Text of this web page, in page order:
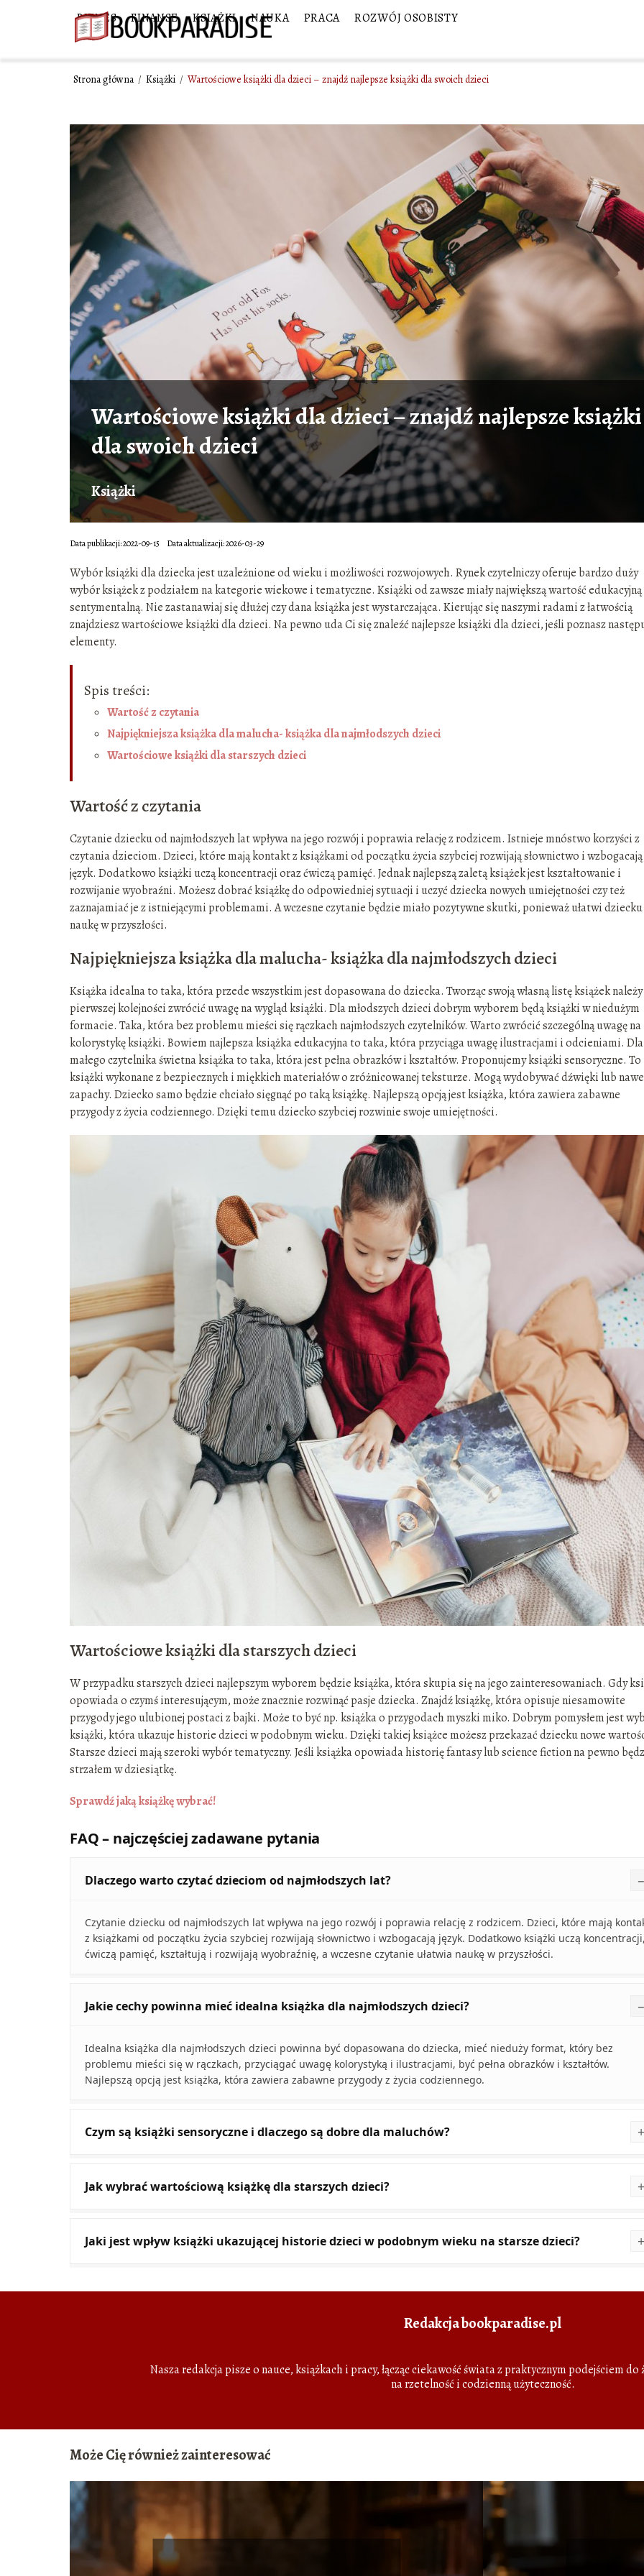
BIZNES FINANSE KSIĄŻKI NAUKA PRACA ROZWÓJ OSOBISTY
Strona główna / Książki / Wartościowe książki dla dzieci – znajdź najlepsze książki dla swoich dzieci
Wartościowe książki dla dzieci – znajdź najlepsze książki
dla swoich dzieci
Książki
Data publikacji: 2022-09-15 Data aktualizacji: 2026-03-29
Wybór książki dla dziecka jest uzależnione od wieku i możliwości rozwojowych. Rynek czytelniczy oferuje bardzo duży
wybór książek z podziałem na kategorie wiekowe i tematyczne. Książki od zawsze miały największą wartość
sentymentalną. Nie zastanawiaj się dłużej czy dana książka jest wystarczająca. Kierując się naszymi radami z łatwością
znajdziesz wartościowe książki dla dzieci. Na pewno uda Ci się znaleźć najlepsze książki dla dzieci, jeśli poznasz
elementy.
Spis treści:
Wartość z czytania
Najpiękniejsza książka dla malucha- książka dla najmłodszych dzieci
Wartościowe książki dla starszych dzieci
Wartość z czytania
Czytanie dziecku od najmłodszych lat wpływa na jego rozwój i poprawia relację z rodzicem. Istnieje mnóstwo korzyści z
czytania dzieciom. Dzieci, które mają kontakt z książkami od początku życia szybciej rozwijają słownictwo i wzbogacają
język. Dodatkowo książki uczą koncentracji oraz ćwiczą pamięć. Jednak najlepszą zaletą książek jest kształtowanie i
rozwijanie wyobraźni. Możesz dobrać książkę do odpowiedniej sytuacji i uczyć dziecka nowych umiejętności czy też
zaznajamiać je z istniejącymi problemami. A wczesne czytanie będzie miało pozytywne skutki, ponieważ ułatwi dziecku
naukę w przyszłości.
Najpiękniejsza książka dla malucha- książka dla najmłodszych dzieci
Książka idealna to taka, która przede wszystkim jest dopasowana do dziecka. Tworząc swoją własną listę książek
pierwszej kolejności zwrócić uwagę na wygląd książki. Dla młodszych dzieci dobrym wyborem będą książki w niedużym
formacie. Taka, która bez problemu mieści się rączkach najmłodszych czytelników. Warto zwrócić szczególną uwagę na
kolorystykę książki. Bowiem najlepsza książka edukacyjna to taka, która przyciąga uwagę ilustracjami i odcieniami. Dla
małego czytelnika świetna książka to taka, która jest pełna obrazków i kształtów. Proponujemy książki sensoryczne. To
książki wykonane z bezpiecznych i miękkich materiałów o zróżnicowanej teksturze. Mogą wydobywać dźwięki lub
zapachy. Dziecko samo będzie chciało sięgnąć po taką książkę. Najlepszą opcją jest książka, która zawiera zabawne
przygody z życia codziennego. Dzięki temu dziecko szybciej rozwinie swoje umiejętności.
Wartościowe książki dla starszych dzieci
W przypadku starszych dzieci najlepszym wyborem będzie książka, która skupia się na jego zainteresowaniach. Gdy
opowiada o czymś interesującym, może znacznie rozwinąć pasje dziecka. Znajdź książkę, która opisuje niesamowite
przygody jego ulubionej postaci z bajki. Może to być np. książka o przygodach myszki miko. Dobrym pomysłem jest
książki, która ukazuje historie dzieci w podobnym wieku. Dzięki takiej książce możesz przekazać dziecku nowe
Starsze dzieci mają szeroki wybór tematyczny. Jeśli książka opowiada historię fantasy lub science fiction na pewno
strzałem w dziesiątkę.
Sprawdź jaką książkę wybrać!
FAQ – najczęściej zadawane pytania
Dlaczego warto czytać dzieciom od najmłodszych lat?
Czytanie dziecku od najmłodszych lat wpływa na jego rozwój i poprawia relację z rodzicem. Dzieci, które mają
z książkami od początku życia szybciej rozwijają słownictwo i wzbogacają język. Dodatkowo książki uczą
ćwiczą pamięć, kształtują i rozwijają wyobraźnię, a wczesne czytanie ułatwia naukę w przyszłości.
Jakie cechy powinna mieć idealna książka dla najmłodszych dzieci?
Idealna książka dla najmłodszych dzieci powinna być dopasowana do dziecka, mieć nieduży format, który bez
problemu mieści się w rączkach, przyciągać uwagę kolorystyką i ilustracjami, być pełna obrazków i kształtów.
Najlepszą opcją jest książka, która zawiera zabawne przygody z życia codziennego.
Czym są książki sensoryczne i dlaczego są dobre dla maluchów?
Jak wybrać wartościową książkę dla starszych dzieci?
Jaki jest wpływ książki ukazującej historie dzieci w podobnym wieku na starsze dzieci?
Redakcja bookparadise.pl
Nasza redakcja pisze o nauce, książkach i pracy, łącząc ciekawość świata z praktycznym podejściem
na rzetelność i codzienną użyteczność.
Może Cię również zainteresować